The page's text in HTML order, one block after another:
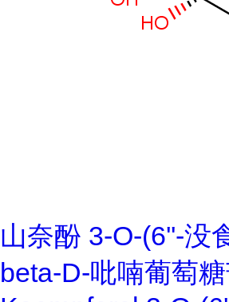
山奈酚 3-O-(6''-没
beta-D-吡喃葡萄